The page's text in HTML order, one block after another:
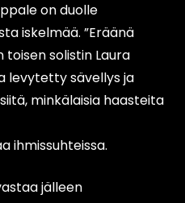
on duolle
iskelmää. ”Eräänä
toisen solistin Laura
levytetty sävellys ja
minkälaisia haasteita
ihmissuhteissa.
jälleen